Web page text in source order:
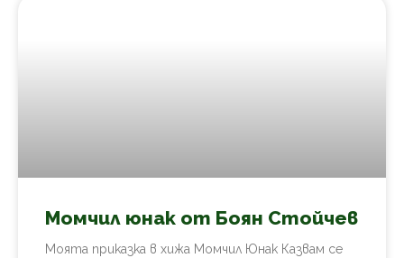
Момчил юнак от Боян Стойчев
Моята приказка в хижа Момчил Юнак Казвам се